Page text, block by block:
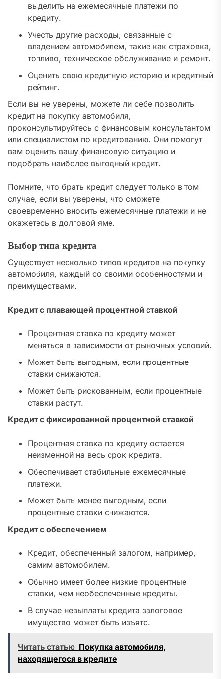
выделить на ежемесячные платежи по
кредиту.
Учесть другие расходы, связанные с
владением автомобилем, такие как страховка,
топливо, техническое обслуживание и ремонт.
Оценить свою кредитную историю и кредитный
рейтинг.
Если вы не уверены, можете ли себе позволить
кредит на покупку автомобиля,
проконсультируйтесь с финансовым консультантом
или специалистом по кредитованию. Они помогут
вам оценить вашу финансовую ситуацию и
подобрать наиболее выгодный кредит.
Помните, что брать кредит следует только в том
случае, если вы уверены, что сможете
своевременно вносить ежемесячные платежи и не
окажетесь в долговой яме.
Выбор типа кредита
Существует несколько типов кредитов на покупку
автомобиля, каждый со своими особенностями и
преимуществами.
Кредит с плавающей процентной ставкой
Процентная ставка по кредиту может
меняться в зависимости от рыночных условий.
Может быть выгодным, если процентные
ставки снижаются.
Может быть рискованным, если процентные
ставки растут.
Кредит с фиксированной процентной ставкой
Процентная ставка по кредиту остается
неизменной на весь срок кредита.
Обеспечивает стабильные ежемесячные
платежи.
Может быть менее выгодным, если
процентные ставки снижаются.
Кредит с обеспечением
Кредит, обеспеченный залогом, например,
самим автомобилем.
Обычно имеет более низкие процентные
ставки, чем необеспеченные кредиты.
В случае невыплаты кредита залоговое
имущество может быть изъято.
Читать статью Покупка автомобиля,
находящегося в кредите